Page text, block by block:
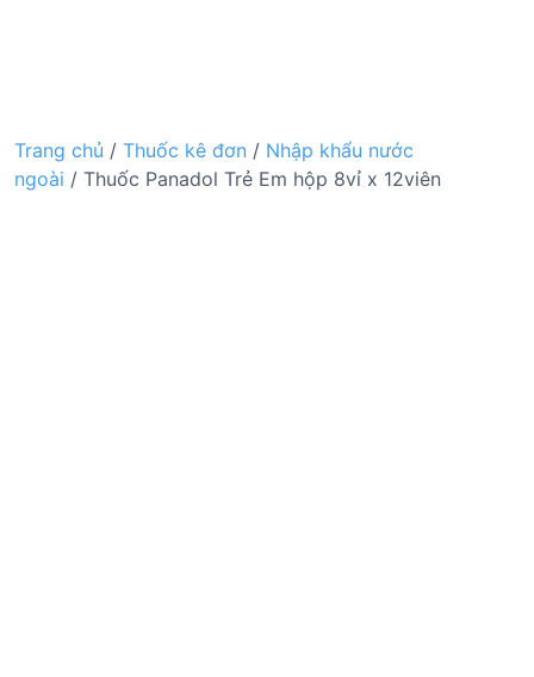
Trang chủ / Thuốc kê đơn / Nhập khẩu nước
ngoài / Thuốc Panadol Trẻ Em hộp 8vỉ x 12viên